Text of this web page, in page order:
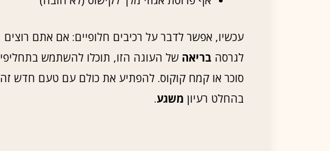
עכשיו, אפשר לדבר על רכיבים חלופיים: אם אתם רוצים
לגרסה בריאה של העוגה הזו, תוכלו להשתמש בתחליפי
סוכר או קמח קוקוס. להפתיע את כולם עם טעם חדש זה
בהחלט רעיון משגע.